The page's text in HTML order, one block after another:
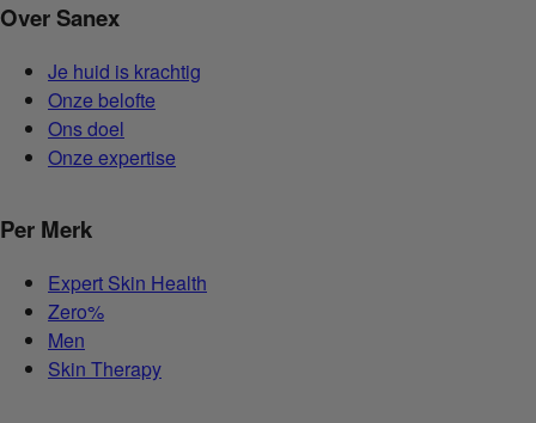
Over Sanex
Je huid is krachtig
Onze belofte
Ons doel
Onze expertise
Per Merk
Expert Skin Health
Zero%
Men
Skin Therapy